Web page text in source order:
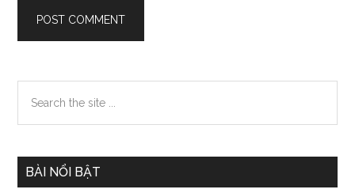
Primary
Sidebar
the
BÀI NỔI BẬT